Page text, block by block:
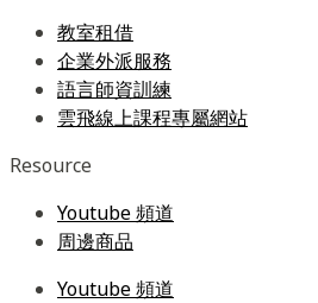
教室租借
企業外派服務
語言師資訓練
雲飛線上課程專屬網站
Resource
Youtube 頻道
周邊商品
Youtube 頻道